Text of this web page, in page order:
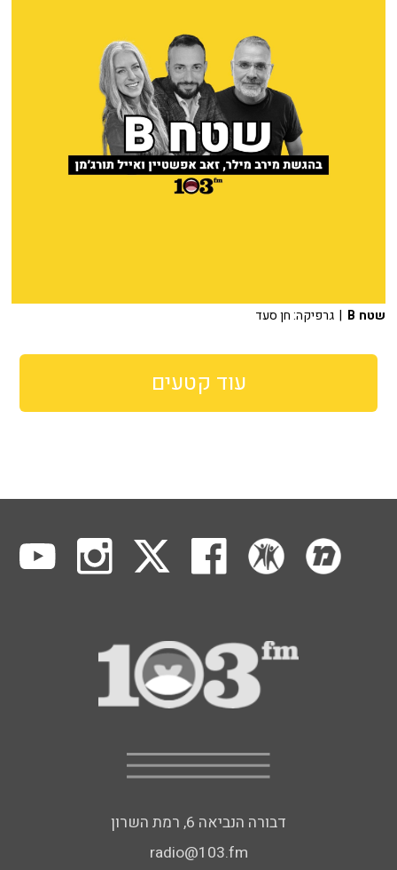
שטח B | גרפיקה: חן סעד
עוד קטעים
דבורה הנביאה 6, רמת השרון
radio@103.fm